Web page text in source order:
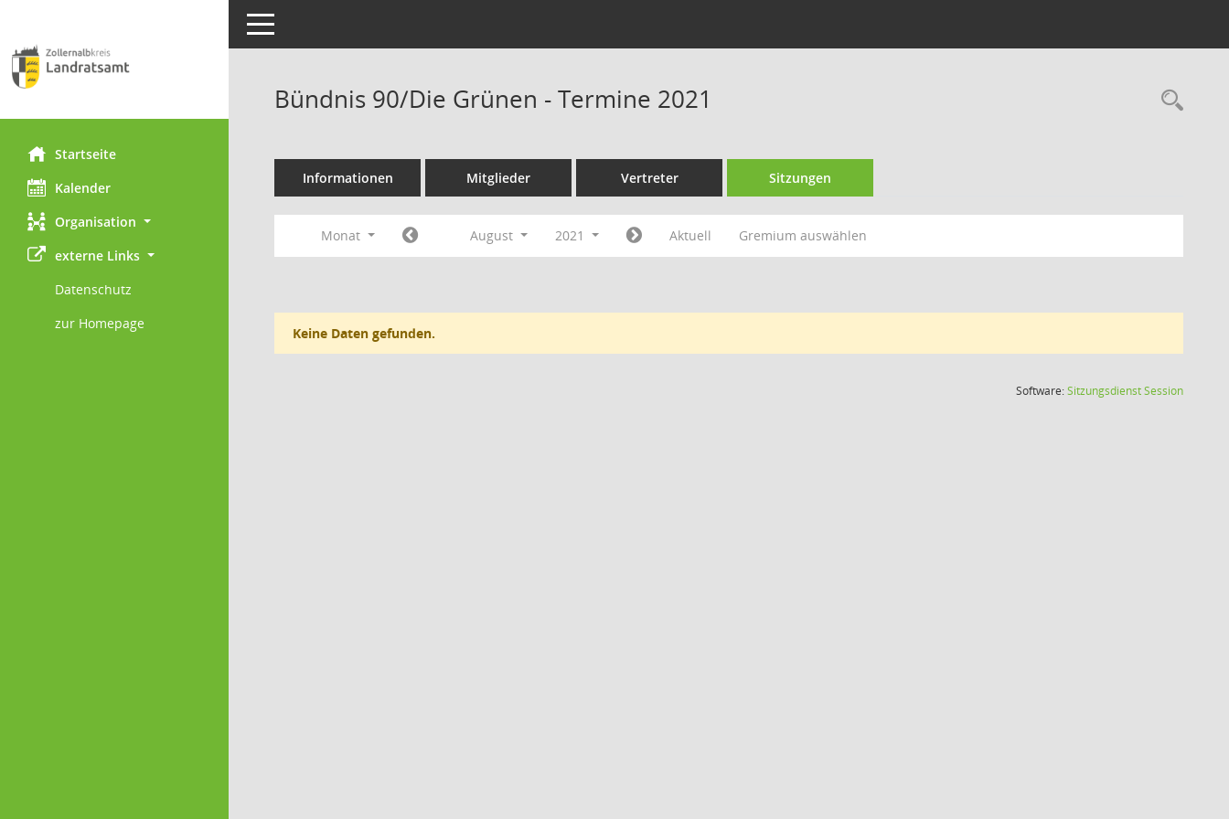
Startseite
Kalender
Organisation
externe Links
Datenschutz
zur Homepage
Toggle navigation
Bündnis 90/Die Grünen - Termine 2021
Informationen Mitglieder Vertreter Sitzungen
Monat August 2021 Aktuell Gremium auswählen
Keine Daten gefunden.
Software:SitzungsdienstSession(Wird in